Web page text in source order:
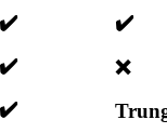
✔️ ✔️
✔️ ❌
✔️